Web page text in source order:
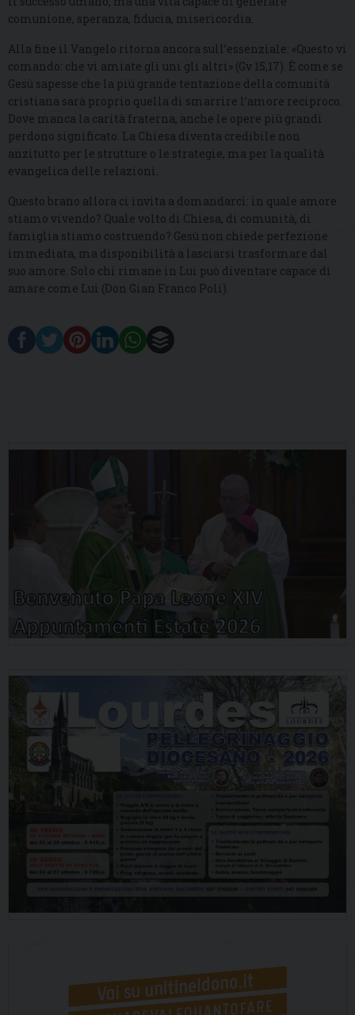
comunione, speranza, fiducia, misericordia.
Alla fine il Vangelo ritorna ancora sull’essenziale: «Questo vi
comando: che vi amiate gli uni gli altri» (Gv 15,17). È come se
Gesù sapesse che la più grande tentazione della comunità
cristiana sarà proprio quella di smarrire l’amore reciproco.
Dove manca la carità fraterna, anche le opere più grandi
perdono significato. La Chiesa diventa credibile non
anzitutto per le strutture o le strategie, ma per la qualità
evangelica delle relazioni.
Questo brano allora ci invita a domandarci: in quale amore
stiamo vivendo? Quale volto di Chiesa, di comunità, di
famiglia stiamo costruendo? Gesù non chiede perfezione
immediata, ma disponibilità a lasciarsi trasformare dal
suo amore. Solo chi rimane in Lui può diventare capace di
amare come Lui (Don Gian Franco Poli).